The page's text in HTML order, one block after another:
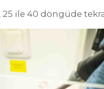
ile 40 döngüde